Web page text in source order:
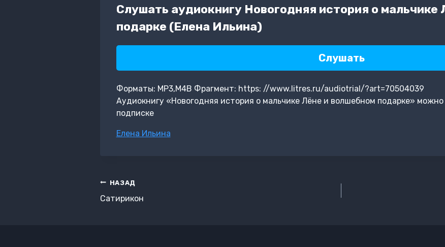
Слушать аудиокнигу Новогодняя история о мальчике
подарке (Елена Ильина)
Слушать
Форматы: MP3,M4B Фрагмент: https: //www.litres.ru/audiotrial/?art=70504039
Аудиокнигу «Новогодняя история о мальчике Лёне и волшебном подарке» можно
подписке
Метки
Елена Ильина
Навигация
по
НАЗАД
Сатирикон